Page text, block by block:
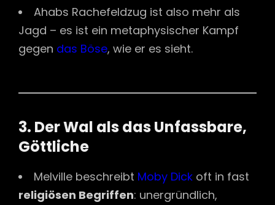
Ahabs Rachefeldzug ist also mehr als
Jagd – es ist ein metaphysischer Kampf
gegen das Böse, wie er es sieht.
3. Der Wal als das Unfassbare,
Göttliche
Melville beschreibt Moby Dick oft in fast
religiösen Begriffen: unergründlich,